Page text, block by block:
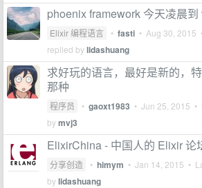
phoenix framework 今天凌晨到
Elixir 编程语言 • fasti • Aug 30, 2015
replied bylidashuang
求好玩的语言，最好是新的，
那种
程序员 • gaoxt1983 • Jun 25, 2015 •
bymvj3
ElixirChina - 中国人的 Elixir 论
分享创造 • himym • Jan 14, 2015 •
bylidashuang